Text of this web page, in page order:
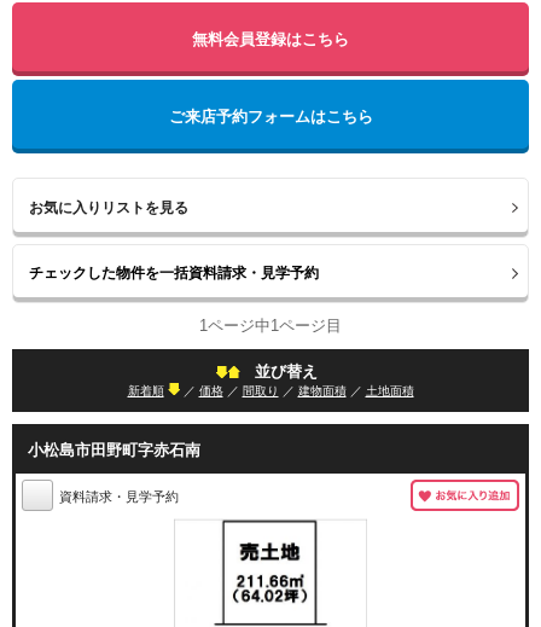
無料会員登録はこちら
ご来店予約フォームはこちら
お気に入りリストを見る
1ページ中1ページ目
並び替え
新着順 ／ 価格／ 間取り ／ 建物面積／ 土地面積
小松島市田野町字赤石南
資料請求・見学予約